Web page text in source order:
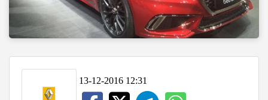
13-12-2016 12:31